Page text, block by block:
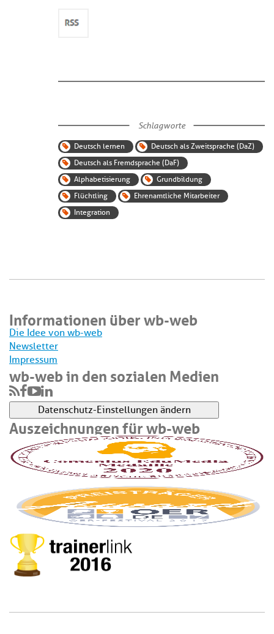
Schlagworte
Deutsch lernen
Deutsch als Zweitsprache (DaZ)
Deutsch als Fremdsprache (DaF)
Alphabetisierung
Grundbildung
Flüchtling
Ehrenamtliche Mitarbeiter
Integration
Informationen über wb-web
Die Idee von wb-web
Newsletter
Impressum
wb-web in den sozialen Medien
Datenschutz-Einstellungen ändern
Auszeichnungen für wb-web